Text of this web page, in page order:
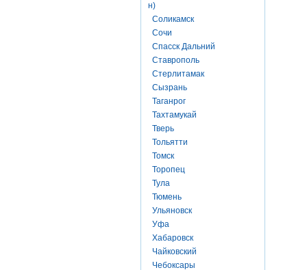
н)
Соликамск
Сочи
Спасск Дальний
Ставрополь
Стерлитамак
Сызрань
Таганрог
Тахтамукай
Тверь
Тольятти
Томск
Торопец
Тула
Тюмень
Ульяновск
Уфа
Хабаровск
Чайковский
Чебоксары